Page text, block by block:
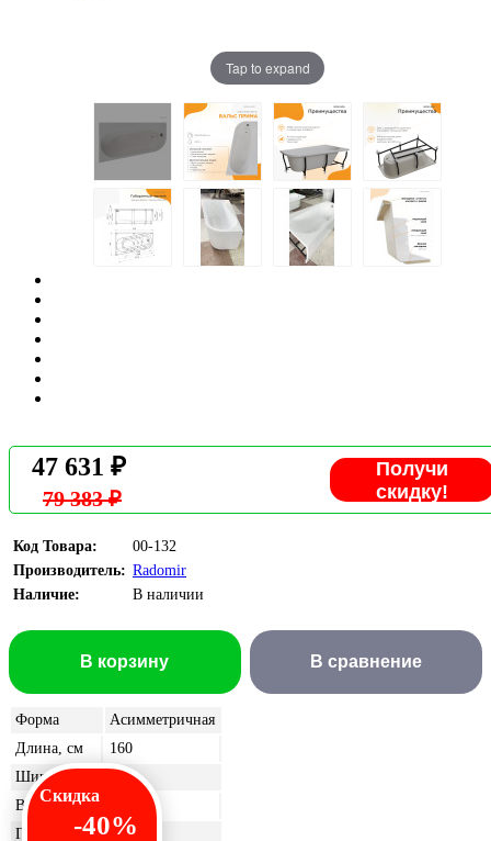
Скидка
-40%
Tap to expand
79 383 ₽
47 631 ₽
Получи
скидку!
Код Товара:
00-132
Производитель: Radomir
Наличие:
В наличии
В сравнение
В корзину
Форма
Асимметричная
Длина, см
160
Ширина, см
95
Высота, см
Глубина, см
47